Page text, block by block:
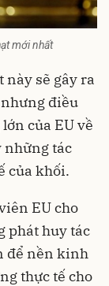
mới nhất
này sẽ gây ra
điều
của EU về
những tác
của khối.
EU cho
phát huy tác
để nền kinh
thực tế cho